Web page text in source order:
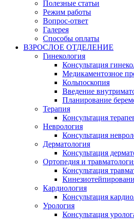
Полезные статьи
Режим работы
Вопрос-ответ
Галерея
Способы оплаты
ВЗРОСЛОЕ ОТДЕЛЕНИЕ
Гинекология
Консультация
Медикаментозное
Кольпоскопия
Введение
Планирование
Терапия
Консультация
Неврология
Консультация
Дерматология
Консультация
Ортопедия и
Консультация
Кардиология
Консультация
Урология
Консультация